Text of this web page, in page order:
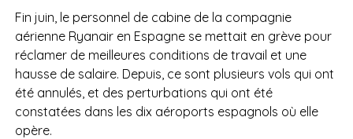
Fin juin, le personnel de cabine de la compagnie
aérienne Ryanair en Espagne se mettait en grève pour
réclamer de meilleures conditions de travail et une
hausse de salaire. Depuis, ce sont plusieurs vols qui ont
été annulés, et des perturbations qui ont été
constatées dans les dix aéroports espagnols où elle
opère.